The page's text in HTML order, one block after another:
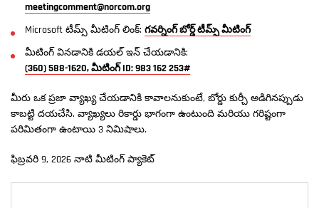
meetingcomment@norcom.org
Microsoft టీమ్స్ మీటింగ్ లింక్: గవర్నింగ్ బోర్డ్ టీమ్స్ మీటింగ్
మీటింగ్ వినడానికి డయల్ ఇన్ చేయడానికి:
(360) 588-1620, మీటింగ్ ID: 983 162 253#
మీరు ఒక ప్రజా వ్యాఖ్య చేయడానికి కావాలనుకుంటే, బోర్డు కుర్చీ అడిగినప్పుడు
కాబట్టి దయచేసి. వ్యాఖ్యలు రికార్డు భాగంగా ఉంటుంది మరియు గరిష్టంగా
పరిమితంగా ఉంటాయి 3 నిమిషాలు.
ఫిబ్రవరి 9, 2026 నాటి మీటింగ్ ప్యాకెట్